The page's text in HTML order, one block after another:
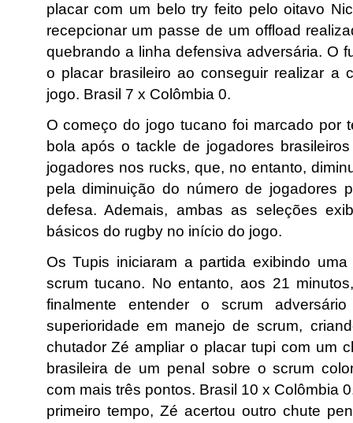
placar com um belo try feito pelo oitavo
recepcionar um passe de um offload
quebrando a linha defensiva adversária. O
o placar brasileiro ao conseguir realizar a
jogo. Brasil 7 x Colômbia 0.
O começo do jogo tucano foi marcado por
bola após o tackle de jogadores
jogadores nos rucks, que, no entanto,
pela diminuição do número de jogadores
defesa. Ademais, ambas as seleções
básicos do rugby no início do jogo.
Os Tupis iniciaram a partida exibindo
scrum tucano. No entanto, aos 21
finalmente entender o scrum
superioridade em manejo de scrum,
chutador Zé ampliar o placar tupi com um
brasileira de um penal sobre o scrum
com mais três pontos. Brasil 10 x Colômbia
primeiro tempo, Zé acertou outro chute